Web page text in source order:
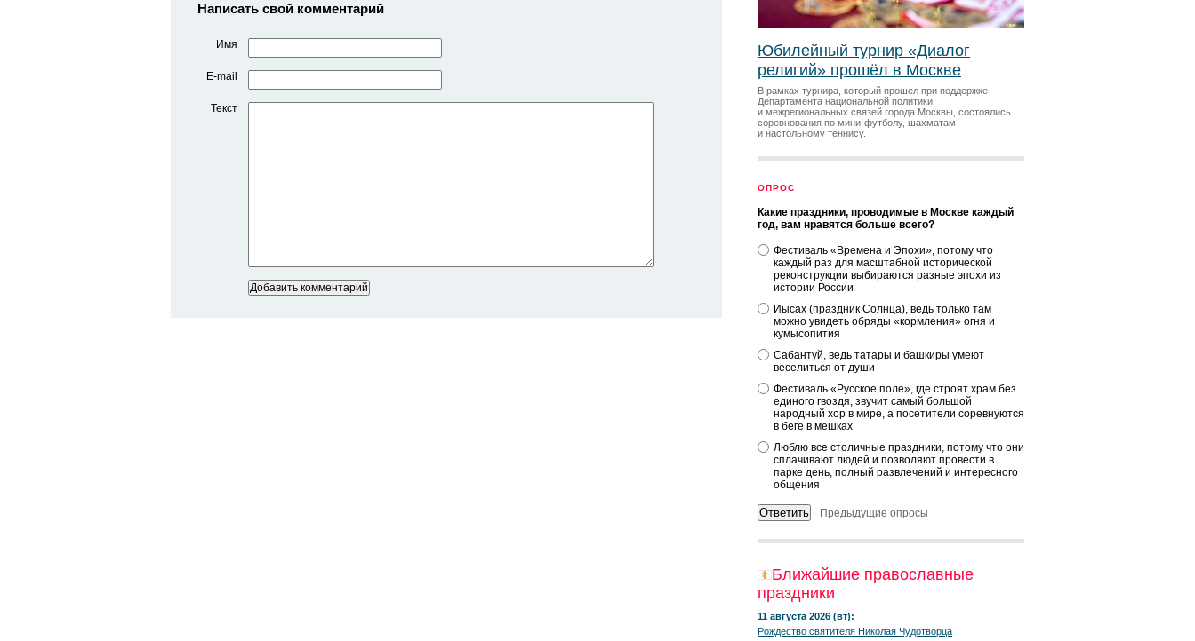
Юбилейный турнир «Диалог
религий» прошёл в Москве
В рамках турнира, который прошел при поддержке
Департамента национальной политики
и межрегиональных связей города Москвы, состоялись
соревнования по мини-футболу, шахматам
и настольному теннису.
ОПРОС
Какие праздники, проводимые в Москве каждый
год, вам нравятся больше всего?
Фестиваль «Времена и Эпохи», потому что
каждый раз для масштабной исторической
реконструкции выбираются разные эпохи из
истории России
Иысах (праздник Солнца), ведь только там
можно увидеть обряды «кормления» огня и
кумысопития
Сабантуй, ведь татары и башкиры умеют
веселиться от души
Фестиваль «Русское поле», где строят храм без
единого гвоздя, звучит самый большой
народный хор в мире, а посетители соревнуются
в беге в мешках
Люблю все столичные праздники, потому что они
сплачивают людей и позволяют провести в
парке день, полный развлечений и интересного
общения
Предыдущие опросы
Ближайшие православные
праздники
11 августа 2026 (вт):
Рождество святителя Николая Чудотворца
Написать свой комментарий
Имя
E-mail
Текст